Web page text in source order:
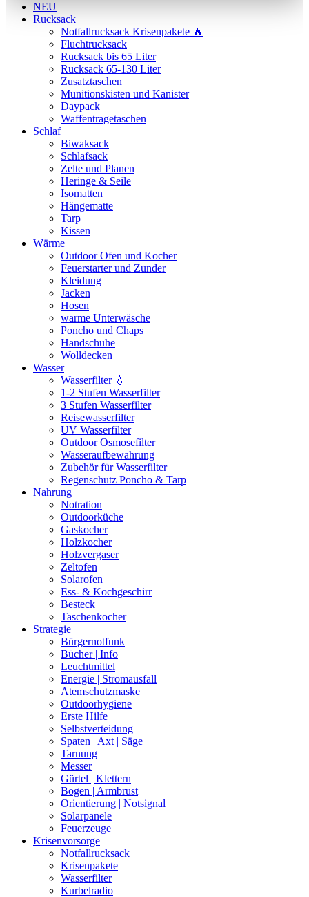
NEU
Rucksack
Notfallrucksack Krisenpakete 🔥
Fluchtrucksack
Rucksack bis 65 Liter
Rucksack 65-130 Liter
Zusatztaschen
Munitionskisten und Kanister
Daypack
Waffentragetaschen
Schlaf
Biwaksack
Schlafsack
Zelte und Planen
Heringe & Seile
Isomatten
Hängematte
Tarp
Kissen
Wärme
Outdoor Ofen und Kocher
Feuerstarter und Zunder
Kleidung
Jacken
Hosen
warme Unterwäsche
Poncho und Chaps
Handschuhe
Wolldecken
Wasser
Wasserfilter 💧
1-2 Stufen Wasserfilter
3 Stufen Wasserfilter
Reisewasserfilter
UV Wasserfilter
Outdoor Osmosefilter
Wasseraufbewahrung
Zubehör für Wasserfilter
Regenschutz Poncho & Tarp
Nahrung
Notration
Outdoorküche
Gaskocher
Holzkocher
Holzvergaser
Zeltofen
Solarofen
Ess- & Kochgeschirr
Besteck
Taschenkocher
Strategie
Bürgernotfunk
Bücher | Info
Leuchtmittel
Energie | Stromausfall
Atemschutzmaske
Outdoorhygiene
Erste Hilfe
Selbstverteidung
Spaten | Axt | Säge
Tarnung
Messer
Gürtel | Klettern
Bogen | Armbrust
Orientierung | Notsignal
Solarpanele
Feuerzeuge
Krisenvorsorge
Notfallrucksack
Krisenpakete
Wasserfilter
Kurbelradio